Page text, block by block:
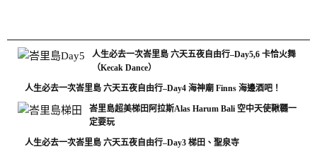
人生必去一次峇里島 六天五夜自由行–Day5,6 卡恰火舞
（Kecak Dance）
人生必去一次峇里島 六天五夜自由行–Day4 海神廟 Finns 海邊酒吧！
峇里島超美梯田阿拉斯Alas Harum Bali 空中天使鞦韆一
定要玩
人生必去一次峇里島 六天五夜自由行–Day3 梯田、聖泉寺